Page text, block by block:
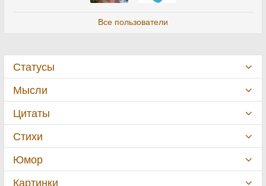
Все пользователи
Статусы
Мысли
Цитаты
Стихи
Юмор
Картинки